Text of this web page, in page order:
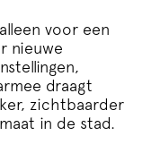
voor een
nieuwe
draagt
zichtbaarder
in de stad.